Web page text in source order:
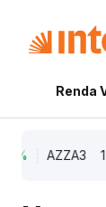
Renda
AZZA3